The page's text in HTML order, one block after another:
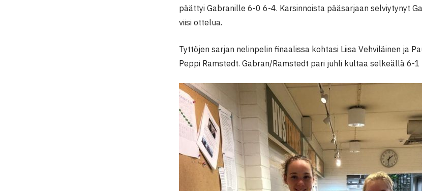
päättyi Gabranille 6-0 6-4. Karsinnoista pääsarjaan selviytynyt
viisi ottelua.
Tyttöjen sarjan nelinpelin finaalissa kohtasi Liisa Vehviläinen ja
Peppi Ramstedt. Gabran/Ramstedt pari juhli kultaa selkeällä 6-